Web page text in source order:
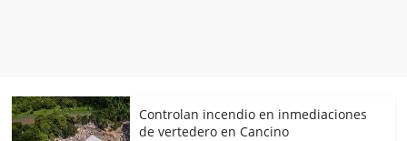
Controlan incendio en inmediaciones
de vertedero en Cancino